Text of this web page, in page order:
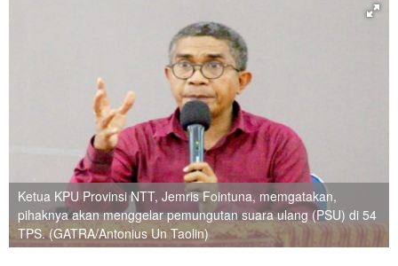
Ketua KPU Provinsi NTT, Jemris Fointuna, memgatakan,
pihaknya akan menggelar pemungutan suara ulang (PSU) di 54
TPS. (GATRA/Antonius Un Taolin)